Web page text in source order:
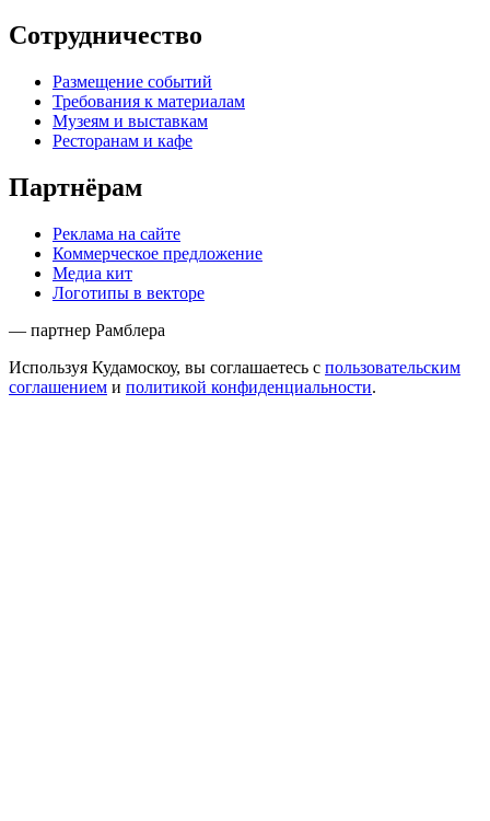
Сотрудничество
Размещение событий
Требования к материалам
Музеям и выставкам
Ресторанам и кафе
Партнёрам
Реклама на сайте
Коммерческое предложение
Медиа кит
Логотипы в векторе
— партнер Рамблера
Используя Кудамоскоу, вы соглашаетесь с пользовательским
соглашением и политикой конфиденциальности.